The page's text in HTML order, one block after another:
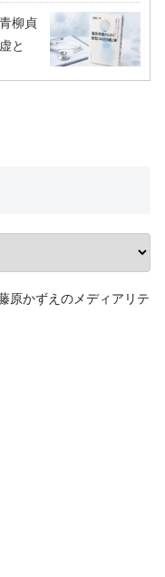
柳貞
と
原かずえのメディアリテ